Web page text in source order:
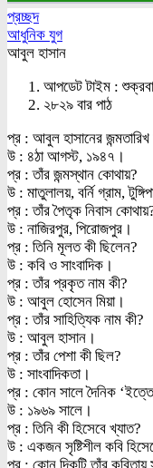
প্রচ্ছদ
আধুনিক যুগ
আবুল হাসান
আপডেট টাইম :
২৮২৯ বার পাঠ
প্র : আবুল হাসানের
উ : ৪ঠা আগস্ট, ১৯৪৭।
প্র : তাঁর জন্মস্থান কোথায়?
উ : মাতুলালয়, বর্নি গ্রাম,
প্র : তাঁর পৈতৃক নিবাস
উ : নাজিরপুর, পিরোজপুর।
প্র : তিনি মূলত কী ছিলেন?
উ : কবি ও সাংবাদিক।
প্র : তাঁর প্রকৃত নাম কী?
উ : আবুল হোসেন মিয়া।
প্র : তাঁর সাহিত্যিক নাম কী?
উ : আবুল হাসান।
প্র : তাঁর পেশা কী ছিল?
উ : সাংবাদিকতা।
প্র : কোন সালে দৈনিক
উ : ১৯৬৯ সালে।
প্র : তিনি কী হিসেবে খ্যাত?
উ : একজন সৃষ্টিশীল কবি